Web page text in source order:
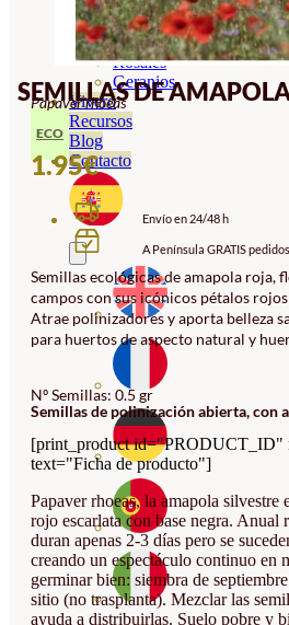
Ornamentales
Hortensias
Rosales
Geranios
Vivero
Recursos
Blog
Contacto
SEMILLAS DE
Papaver rhoeas
ECO
1.95€
Envío en 24/48 h
A Península GRATIS
Semillas ecológicas de amapola roja,
campos con sus icónicos pétalos
Atrae polinizadores y aporta belleza
para huertos de aspecto natural y
Nº Semillas: 0.5 gr
Semillas de polinización abierta, con
[print_product
text="Ficha de producto"]
Papaver rhoeas, la amapola silvestre
rojo escarlata con base negra. Anual
duran apenas 2-3 días pero se
creando un espectáculo continuo en
germinar bien: siembra de
sitio (no trasplanta). Mezclar las
ayuda a distribuirlas. Suelo pobre y